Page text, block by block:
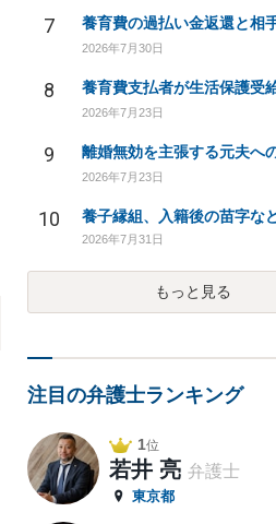
7
2026年7月30日
8
2026年7月23日
9
2026年7月23日
10
2026年7月31日
もっと見る
注目の弁護士ランキング
1位
若井 亮 弁護士
東京都